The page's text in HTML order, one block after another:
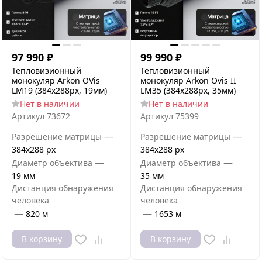
97 990 ₽
Тепловизионный
монокуляр Arkon OVis
LM19 (384x288px, 19мм)
Нет в наличии
Артикул 73672
Разрешение матрицы —
384x288 px
Диаметр объектива —
19 мм
Дистанция обнаружения
человека
— 820 м
В корзину
99 990 ₽
Тепловизионный
монокуляр Arkon Ovis II
LM35 (384x288px, 35мм)
Нет в наличии
Артикул 75399
Разрешение матрицы —
384x288 px
Диаметр объектива —
35 мм
Дистанция обнаружения
человека
— 1653 м
В корзину